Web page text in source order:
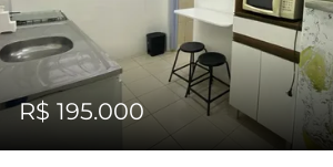
R$ 195.000